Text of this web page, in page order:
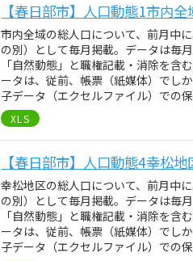
【春日部市】人口動態1市内全
市内全域の総人口について、前月中
の別）として毎月掲載。データは毎
「自然動態」と職権記載・消除を含
ータは、従前、帳票（紙媒体）でし
子データ（エクセルファイル）での
XLS
【春日部市】人口動態4幸松地
幸松地区の総人口について、前月中
の別）として毎月掲載。データは毎
「自然動態」と職権記載・消除を含
ータは、従前、帳票（紙媒体）でし
子データ（エクセルファイル）での